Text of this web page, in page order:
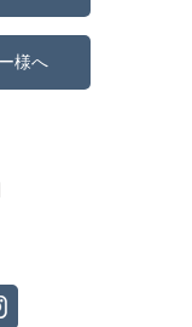
様へ